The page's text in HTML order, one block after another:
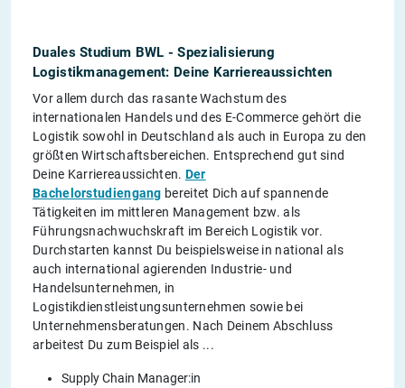
Duales Studium BWL - Spezialisierung
Logistikmanagement: Deine Karriereaussichten
Vor allem durch das rasante Wachstum des
internationalen Handels und des E-Commerce gehört die
Logistik sowohl in Deutschland als auch in Europa zu den
größten Wirtschaftsbereichen. Entsprechend gut sind
Deine Karriereaussichten. Der
Bachelorstudiengang bereitet Dich auf spannende
Tätigkeiten im mittleren Management bzw. als
Führungsnachwuchskraft im Bereich Logistik vor.
Durchstarten kannst Du beispielsweise in national als
auch international agierenden Industrie- und
Handelsunternehmen, in
Logistikdienstleistungsunternehmen sowie bei
Unternehmensberatungen. Nach Deinem Abschluss
arbeitest Du zum Beispiel als ...
Supply Chain Manager:in